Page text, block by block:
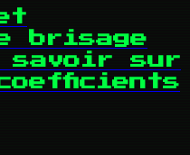
brisage
savoir sur